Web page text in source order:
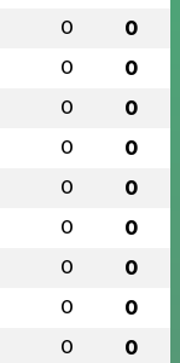
0 0
0 0
0 0
0 0
0 0
0 0
0 0
0 0
0 0